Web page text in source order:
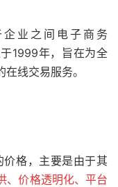
业之间电子商务
1999年，旨在为全
线交易服务。
格，主要是由于其
、价格透明化、平台